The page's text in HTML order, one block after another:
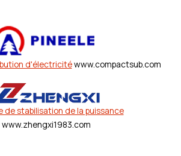
d'électricitéwww.compactsub.com
de stabilisation de la puissance
www.zhengxi1983.com